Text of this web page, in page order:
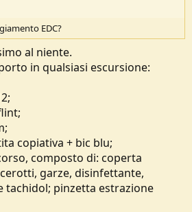
EDC?
al niente.
in qualsiasi escursione:
copiativa + bic blu;
composto di: coperta
garze, disinfettante,
tachidol; pinzetta estrazione